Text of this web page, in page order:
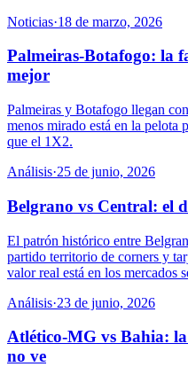
Noticias·18 de marzo, 2026
Palmeiras-Botafogo: la
mejor
Palmeiras y Botafogo llegan
menos mirado está en la pelota
que el 1X2.
Análisis·25 de junio, 2026
Belgrano vs Central: el
El patrón histórico entre
partido territorio de corners y
valor real está en los mercados
Análisis·23 de junio, 2026
Atlético-MG vs Bahia:
no ve